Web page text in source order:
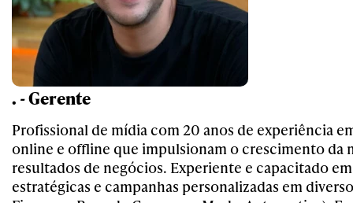
. - Gerente
Profissional de mídia com 20 anos de experiência
online e offline que impulsionam o crescimento da
resultados de negócios. Experiente e capacitado
estratégicas e campanhas personalizadas em